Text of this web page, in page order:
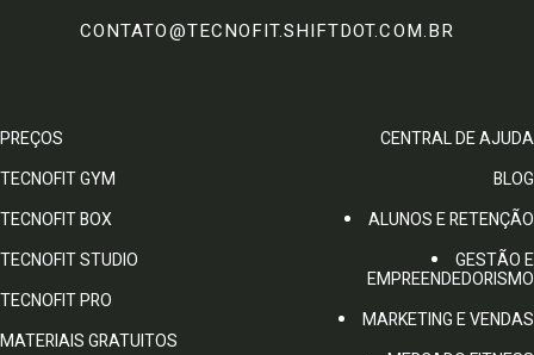
CONTATO@TECNOFIT.SHIFTDOT.COM.BR
PREÇOS
TECNOFIT GYM
TECNOFIT BOX
TECNOFIT STUDIO
TECNOFIT PRO
MATERIAIS GRATUITOS
CENTRAL DE AJUDA
BLOG
ALUNOS E RETENÇÃO
GESTÃO E
EMPREENDEDORISMO
MARKETING E VENDAS